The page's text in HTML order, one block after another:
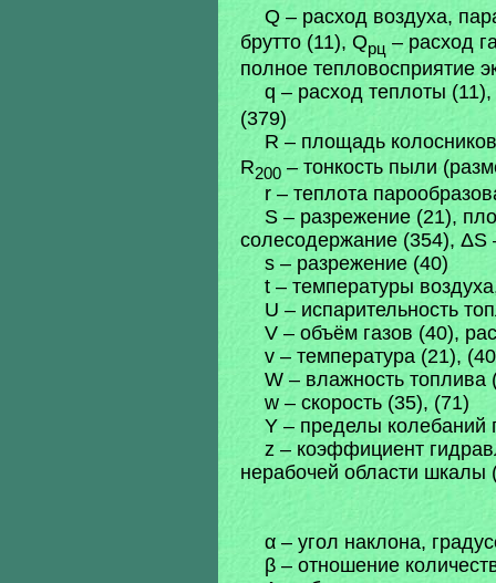
Q – расход воздуха,
брутто (11), Qрц – расход
полное тепловосприятие
q – расход теплоты
(379)
R – площадь
R200 – тонкость пыли
r – теплота
S – разрежение (21),
солесодержание (354), ΔS
s – разрежение (40)
t – температуры
U – испарительность
V – объём газов (40),
v – температура (21),
W – влажность топлива
w – скорость (35), (71)
Y – пределы колебаний
z – коэффициент
нерабочей области
α – угол наклона,
β – отношение